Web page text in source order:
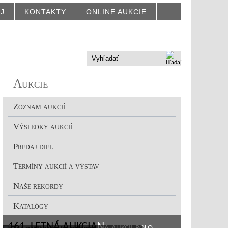
KONTAKTY ONLINE AUKCIE
Aukcie
Zoznam aukcií
Výsledky aukcií
Predaj diel
Termíny aukcií a výstav
Naše rekordy
Katalógy